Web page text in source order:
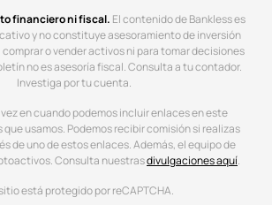
financiero ni fiscal. El contenido de Bankless es
y no constituye asesoramiento de inversión
o vender activos ni para tomar decisiones
no es asesoría fiscal. Consulta a tu contador.
Investiga por tu cuenta.
vez en cuando podemos incluir enlaces en este
usamos. Podemos recibir comisión si realizas
de uno de estos enlaces. Además, el equipo de
Consulta nuestrasdivulgaciones aquí.
está protegido por reCAPTCHA.